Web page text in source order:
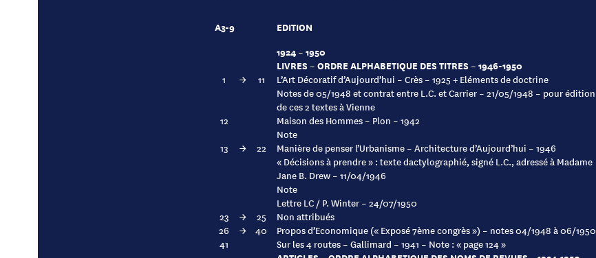
A3-9
EDITION
1924 – 1950
LIVRES – ORDRE ALPHABETIQUE DES TITRES – 1946-1950
1 → 11
L’Art Décoratif d’Aujourd’hui – Crès – 1925 + Eléments de doctrine
Notes de 05/1948 et contrat entre L.C. et Carrier – 21/05/1948 – pour édition
de ces 2 textes à Vienne
12
Maison des Hommes – Plon – 1942
Note
13
→ 22
Manière de penser l’Urbanisme – Architecture d’Aujourd’hui – 1946
« Décisions à prendre » : texte dactylographié, signé L.C., adressé à Madame
Jane B. Drew – 11/04/1946
Note
Lettre LC / P. Winter – 24/07/1950
23
→ 25
Non attribués
26
→ 40
Propos d’Economique (« Exposé 7ème congrès ») – notes 04/1948 à 06/1950
41
Sur les 4 routes – Gallimard – 1941 – Note : « page 124 »